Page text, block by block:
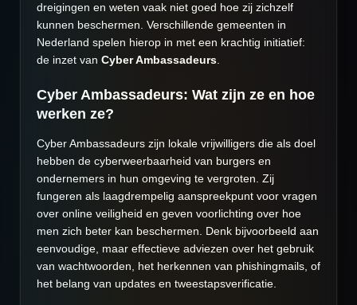
dreigingen en weten vaak niet goed hoe zij zichzelf
kunnen beschermen. Verschillende gemeenten in
Nederland spelen hierop in met een krachtig initiatief:
de inzet van Cyber Ambassadeurs
Cyber Ambassadeurs: Wat zijn ze en hoe
werken ze?
Cyber Ambassadeurs zijn lokale vrijwilligers die als doel
hebben de cyberweerbaarheid van burgers en
ondernemers in hun omgeving te vergroten. Zij
fungeren als laagdrempelig aanspreekpunt voor vragen
over online veiligheid en geven voorlichting over hoe
men zich beter kan beschermen. Denk bijvoorbeeld aan
eenvoudige, maar effectieve adviezen over het gebruik
van wachtwoorden, het herkennen van phishingmails, of
het belang van updates en tweestapsverificatie.